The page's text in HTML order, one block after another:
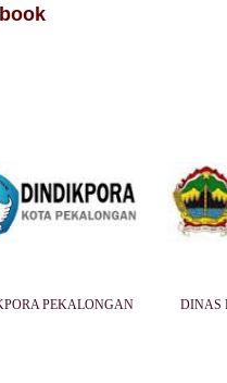
PEKALONGAN DINAS